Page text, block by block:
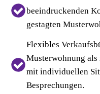
beeindruckenden
gestagten
Flexibles
Musterwohnung als
mit individuellen
Besprechungen.